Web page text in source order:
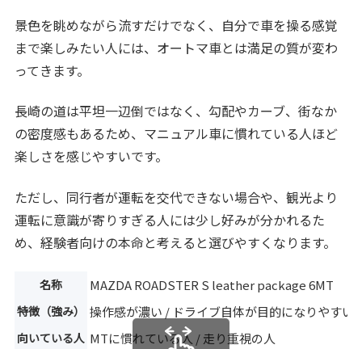
景色を眺めながら流すだけでなく、自分で車を操る感覚
まで楽しみたい人には、オートマ車とは満足の質が変わ
ってきます。
長崎の道は平坦一辺倒ではなく、勾配やカーブ、街なか
の密度感もあるため、マニュアル車に慣れている人ほど
楽しさを感じやすいです。
ただし、同行者が運転を交代できない場合や、観光より
運転に意識が寄りすぎる人には少し好みが分かれるた
め、経験者向けの本命と考えると選びやすくなります。
名称 MAZDA ROADSTER S leather package 6MT
特徴（強み） 操作感が濃い / ドライブ自体が目的になりやすい
向いている人 MTに慣れている人 / 走り重視の人